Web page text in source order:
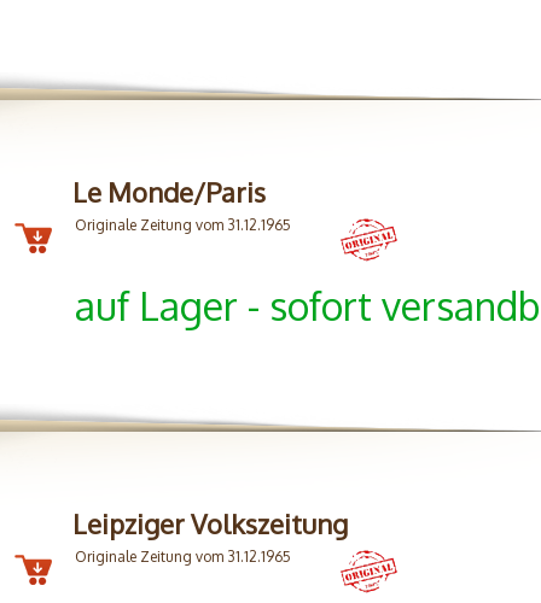
Le Monde/Paris
Originale Zeitung vom 31.12.1965
auf Lager - sofort
Leipziger Volkszeitung
Originale Zeitung vom 31.12.1965